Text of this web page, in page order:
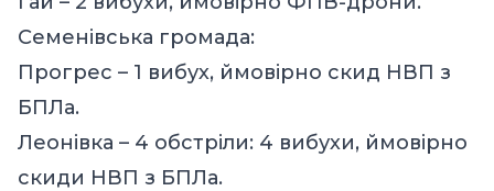
Семенівська громада:
Прогрес – 1 вибух, ймовірно скид НВП з
БПЛа.
Леонівка – 4 обстріли: 4 вибухи, ймовірно
скиди НВП з БПЛа.